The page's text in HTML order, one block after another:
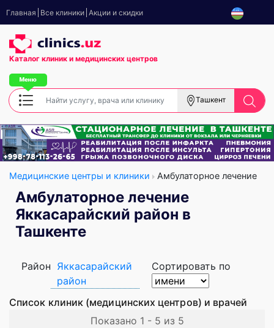
Главная Все клиники Акции и скидки
Каталог клиник и медицинских центров
Ташкент
Медицинские центры и клиники Амбулаторное лечение
Амбулаторное лечение
Яккасарайский район в
Ташкенте
Район Яккасарайский
район
Сортировать по
Список клиник (медицинских центров) и врачей
Показано 1 - 5 из 5